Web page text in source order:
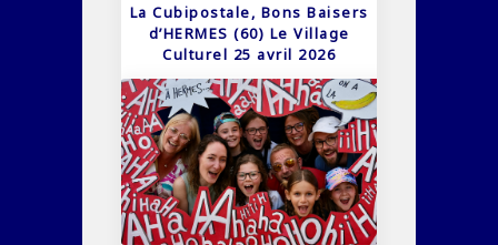
La Cubipostale, Bons Baisers
d’HERMES (60) Le Village
Culturel 25 avril 2026